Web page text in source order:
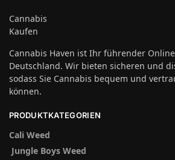
Cannabis
Kaufen
Cannabis Haven ist Ihr führender
Deutschland. Wir bieten sicheren und
sodass Sie Cannabis bequem und
können.
PRODUKTKATEGORIEN
Cali Weed
Jungle Boys Weed